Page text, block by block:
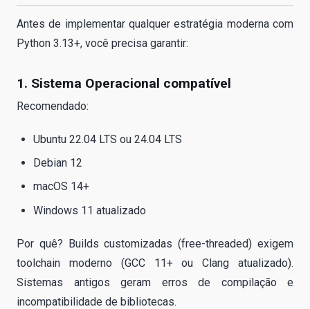
Antes de implementar qualquer estratégia moderna com
Python 3.13+, você precisa garantir:
1. Sistema Operacional compatível
Recomendado:
Ubuntu 22.04 LTS ou 24.04 LTS
Debian 12
macOS 14+
Windows 11 atualizado
Por quê? Builds customizadas (free-threaded) exigem
toolchain moderno (GCC 11+ ou Clang atualizado).
Sistemas antigos geram erros de compilação e
incompatibilidade de bibliotecas.